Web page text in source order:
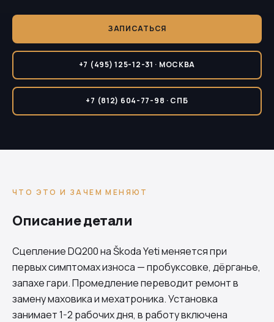
ЗАПИСАТЬСЯ
+7 (495) 125-12-31 · МОСКВА
+7 (812) 604-77-98 · СПБ
ЧТО ЭТО И ЗАЧЕМ МЕНЯЮТ
Описание детали
СцеплениеDQ200на Škoda Yeti меняется при
первых симптомах износа — пробуксовке, дёрганье,
запахе гари. Промедление переводит ремонт в
замену маховика и мехатроника. Установка
занимает 1-2 рабочих дня, в работу включена